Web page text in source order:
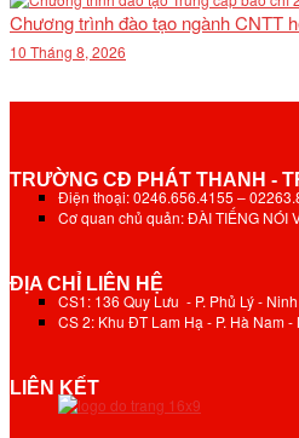
Chương trình đào tạo ngành CNTT
10 Tháng 8, 2026
TRƯỜNG CĐ PHÁT THANH -
Điện thoại: 0246.656.4155 –
Cơ quan chủ quản: ĐÀI TIẾNG NÓI
ĐỊA CHỈ LIÊN HỆ
CS1: 136 Quy Lưu - P. Phủ Lý -
CS 2: Khu ĐT Lam Hạ - P. Hà Nam -
LIÊN KẾT